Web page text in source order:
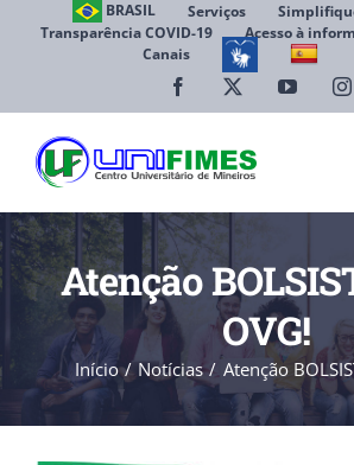
BRASIL Serviços
Transparência COVID-19
Acesso à
Canais
Facebook YouTube
Atenção
OVG!
Início Notícias Atenção